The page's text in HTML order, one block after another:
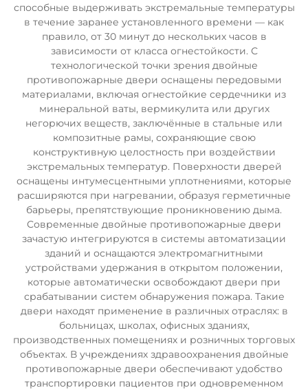
способные выдерживать экстремальные температуры
в течение заранее установленного времени — как
правило, от 30 минут до нескольких часов в
зависимости от класса огнестойкости. С
технологической точки зрения двойные
противопожарные двери оснащены передовыми
материалами, включая огнестойкие сердечники из
минеральной ваты, вермикулита или других
негорючих веществ, заключённые в стальные или
композитные рамы, сохраняющие свою
конструктивную целостность при воздействии
экстремальных температур. Поверхности дверей
оснащены интумесцентными уплотнениями, которые
расширяются при нагревании, образуя герметичные
барьеры, препятствующие проникновению дыма.
Современные двойные противопожарные двери
зачастую интегрируются в системы автоматизации
зданий и оснащаются электромагнитными
устройствами удержания в открытом положении,
которые автоматически освобождают двери при
срабатывании систем обнаружения пожара. Такие
двери находят применение в различных отраслях: в
больницах, школах, офисных зданиях,
производственных помещениях и розничных торговых
объектах. В учреждениях здравоохранения двойные
противопожарные двери обеспечивают удобство
транспортировки пациентов при одновременном